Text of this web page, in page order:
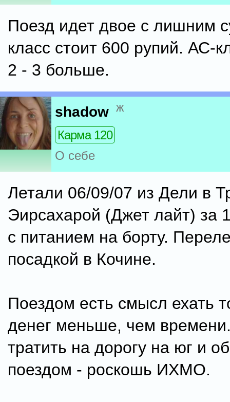
Поезд идет двое с лишним
класс стоит 600 рупий. АС-
2 - 3 больше.
shadow ж
Карма 120
О себе
Летали 06/09/07 из Дели в
Эирсахарой (Джет лайт) за
с питанием на борту.
посадкой в Кочине.
Поездом есть смысл ехать
денег меньше, чем
тратить на дорогу на юг и
поездом - роскошь ИХМО.